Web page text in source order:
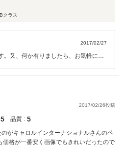
クラス
2017/02/27
。又、何か有りましたら、お気軽にご
2017/02/26投稿
5 品質 : 5
がキャロルインターナショナルさんのペ
価格が一番安く画像でもきれいだったので